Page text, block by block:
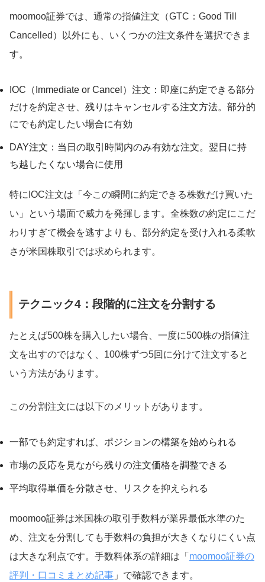
moomoo証券では、通常の指値注文（GTC：Good Till
Cancelled）以外にも、いくつかの注文条件を選択できま
す。
IOC（Immediate or Cancel）注文：即座に約定できる部分
だけを約定させ、残りはキャンセルする注文方法。部分的
にでも約定したい場合に有効
DAY注文：当日の取引時間内のみ有効な注文。翌日に持
ち越したくない場合に使用
特にIOC注文は「今この瞬間に約定できる株数だけ買いた
い」という場面で威力を発揮します。全株数の約定にこだ
わりすぎて機会を逃すよりも、部分約定を受け入れる柔軟
さが米国株取引では求められます。
テクニック4：段階的に注文を分割する
たとえば500株を購入したい場合、一度に500株の指値注
文を出すのではなく、100株ずつ5回に分けて注文すると
いう方法があります。
この分割注文には以下のメリットがあります。
一部でも約定すれば、ポジションの構築を始められる
市場の反応を見ながら残りの注文価格を調整できる
平均取得単価を分散させ、リスクを抑えられる
moomoo証券は米国株の取引手数料が業界最低水準のた
め、注文を分割しても手数料の負担が大きくなりにくい点
は大きな利点です。手数料体系の詳細は「 moomoo証券の
評判・口コミまとめ記事 」で確認できます。